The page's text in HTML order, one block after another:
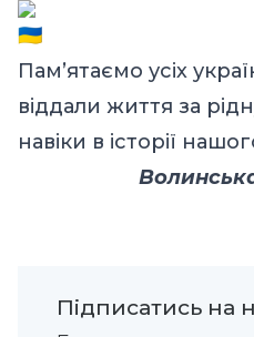
Пам’ятаємо усіх
віддали життя за
навіки в історії
Підписатись на